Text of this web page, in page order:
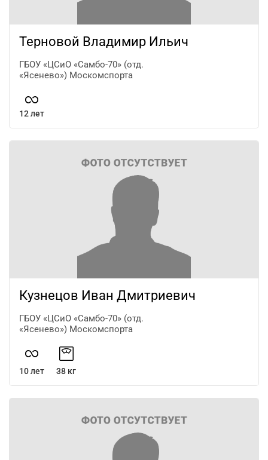
Терновой Владимир Ильич
ГБОУ «ЦСиО «Самбо-70» (отд.
«Ясенево») Москомспорта
12 лет
Кузнецов Иван Дмитриевич
ГБОУ «ЦСиО «Самбо-70» (отд.
«Ясенево») Москомспорта
10 лет 38 кг